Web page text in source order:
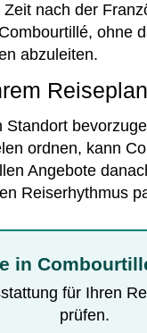
nach der
ohne
abzuleiten.
ordnen, kann
Angebote
Reiserhythmus
in
für Ihren
prüfen.